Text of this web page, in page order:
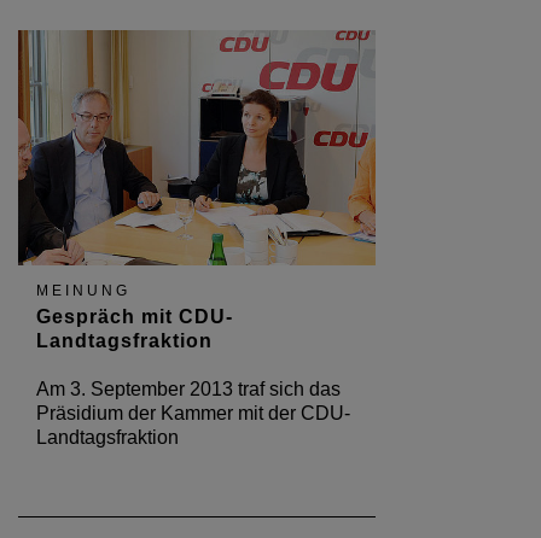
MEINUNG
Gespräch mit CDU-
Landtagsfraktion
Am 3. September 2013 traf sich das
Präsidium der Kammer mit der CDU-
Landtagsfraktion